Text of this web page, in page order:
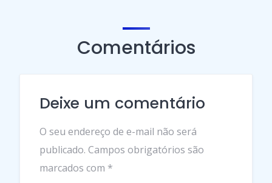
Comentários
Deixe um comentário
O seu endereço de e-mail não será
publicado. Campos obrigatórios são
marcados com *